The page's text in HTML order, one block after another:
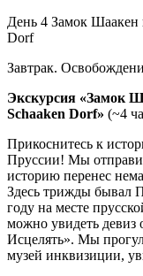
День 4 Замок Шаакен
Dorf
Завтрак.
Экскурсия «Замок
Schaaken Dorf» (~4
Прикоснитесь к
Пруссии! Мы
историю перенес
Здесь трижды бывал
году на месте
можно увидеть девиз
Исцелять». Мы
музей инквизиции,